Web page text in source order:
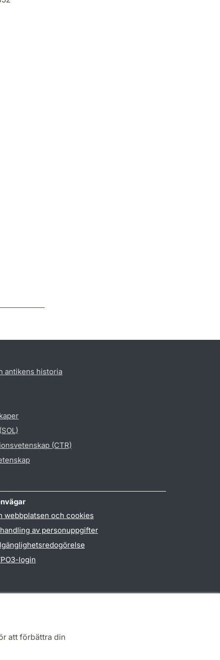
att förbättra din
antikens historia
(CTR)
webbplatsen och cookies
av personuppgifter
login